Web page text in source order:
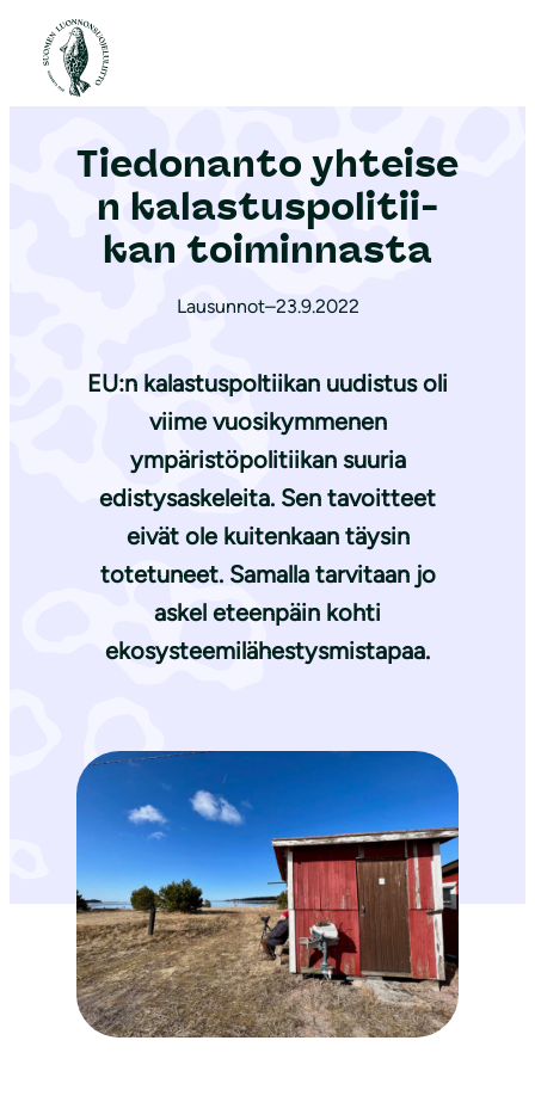
Etusivu
Tiedonanto yhteise
n ka­las­tus­po­li­tii­
kan toiminnasta
Lausunnot–23.9.2022
EU:n kalastuspoltiikan uudistus oli
viime vuosikymmenen
ympäristöpolitiikan suuria
edistysaskeleita. Sen tavoitteet
eivät ole kuitenkaan täysin
totetuneet. Samalla tarvitaan jo
askel eteenpäin kohti
ekosysteemilähestysmistapaa.